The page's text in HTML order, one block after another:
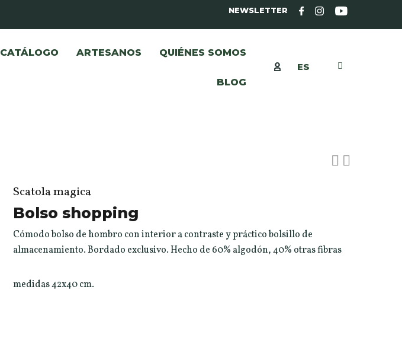
NEWSLETTER
CATÁLOGO ARTESANOS QUIÉNES SOMOS
BLOG
ES
Scatola magica
Bolso shopping
Cómodo bolso de hombro con interior a contraste y práctico bolsillo de
almacenamiento. Bordado exclusivo. Hecho de 60% algodón, 40% otras fibras
medidas 42x40 cm.